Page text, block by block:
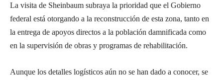
La visita de Sheinbaum subraya la prioridad que el Gobierno
federal está otorgando a la reconstrucción de esta zona, tanto en
la entrega de apoyos directos a la población damnificada como
en la supervisión de obras y programas de rehabilitación.
Aunque los detalles logísticos aún no se han dado a conocer, se